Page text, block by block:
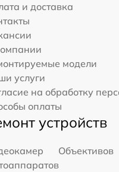
и доставка
модели
услуги
на обработку
оплаты
устройств
Объективов